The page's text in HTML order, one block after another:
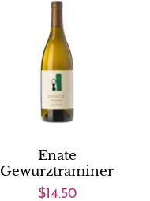
Enate
Gewurztraminer
$14.50